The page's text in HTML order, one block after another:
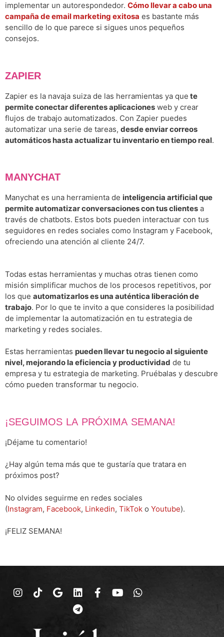
implementar un autorespondedor. Cómo llevar a cabo una
campaña de email marketing exitosa es bastante más
sencillo de lo que parece si sigues unos pequeños
consejos.
ZAPIER
Zapier es la navaja suiza de las herramientas ya que te
permite conectar diferentes aplicaciones web y crear
flujos de trabajo automatizados. Con Zapier puedes
automatizar una serie de tareas, desde enviar correos
automáticos hasta actualizar tu inventario en tiempo real.
MANYCHAT
Manychat es una herramienta de inteligencia artificial que
permite automatizar conversaciones con tus clientes a
través de chatbots. Estos bots pueden interactuar con tus
seguidores en redes sociales como Instagram y Facebook,
ofreciendo una atención al cliente 24/7.
Todas estas herramientas y muchas otras tienen como
misión simplificar muchos de los procesos repetitivos, por
los que automatizarlos es una auténtica liberación de
trabajo. Por lo que te invito a que consideres la posibilidad
de implementar la automatización en tu estrategia de
marketing y redes sociales.
Estas herramientas pueden llevar tu negocio al siguiente
nivel, mejorando la eficiencia y productividad de tu
empresa y tu estrategia de marketing. Pruébalas y descubre
cómo pueden transformar tu negocio.
¡SEGUIMOS LA PRÓXIMA SEMANA!
¡Déjame tu comentario!
¿Hay algún tema más que te gustaría que tratara en
próximos post?
No olvides seguirme en redes sociales
(Instagram, Facebook, Linkedin, TikTok o Youtube).
¡FELIZ SEMANA!